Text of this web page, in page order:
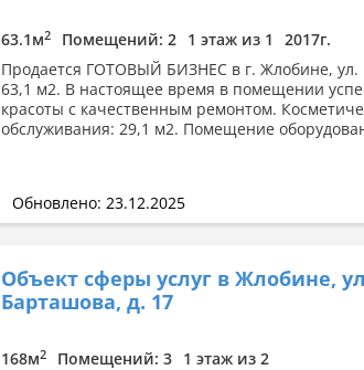
63.1м2 Помещений: 2 1 этаж из 1
2017г.
Продается ГОТОВЫЙ БИЗНЕС в г. Жлобине,
63,1 м2. В настоящее время в помещении
красоты с качественным ремонтом.
обслуживания: 29,1 м2. Помещение
Обновлено: 23.12.2025
Объект сферы услуг в Жлобине,
Барташова, д. 17
168м2 Помещений: 3 1 этаж из 2